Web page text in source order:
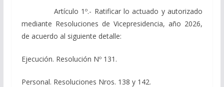
Artículo 1º.- Ratificar lo actuado y autorizado
mediante Resoluciones de Vicepresidencia, año 2026,
de acuerdo al siguiente detalle:
Ejecución. Resolución Nº 131.
Personal. Resoluciones Nros. 138 y 142.